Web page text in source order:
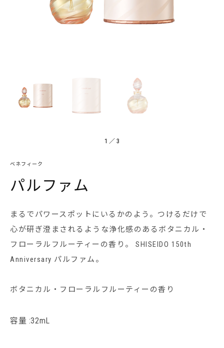
1 ／ 3
ベネフィーク
パルファム
まるでパワースポットにいるかのよう。つけるだけで
心が研ぎ澄まされるような浄化感のあるボタニカル・
フローラルフルーティーの香り。 SHISEIDO 150th
Anniversary パルファム。
ボタニカル・フローラルフルーティーの香り
容量 :32mL